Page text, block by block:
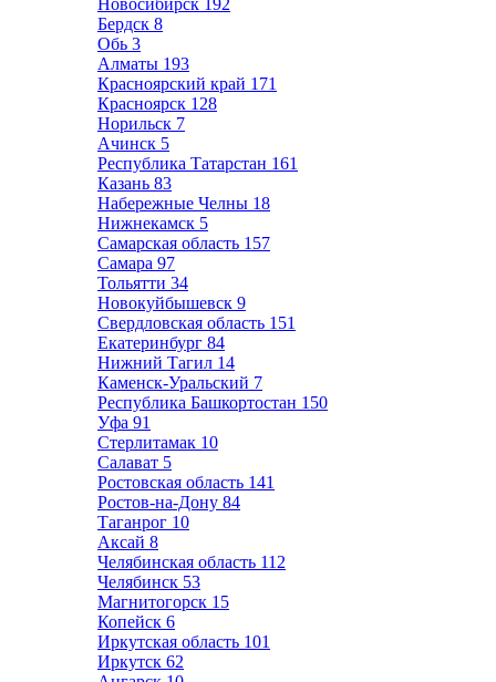
Новосибирск 192
Бердск 8
Обь 3
Алматы 193
Красноярский край 171
Красноярск 128
Норильск 7
Ачинск 5
Республика Татарстан 161
Казань 83
Набережные Челны 18
Нижнекамск 5
Самарская область 157
Самара 97
Тольятти 34
Новокуйбышевск 9
Свердловская область 151
Екатеринбург 84
Нижний Тагил 14
Каменск-Уральский 7
Республика Башкортостан 150
Уфа 91
Стерлитамак 10
Салават 5
Ростовская область 141
Ростов-на-Дону 84
Таганрог 10
Аксай 8
Челябинская область 112
Челябинск 53
Магнитогорск 15
Копейск 6
Иркутская область 101
Иркутск 62